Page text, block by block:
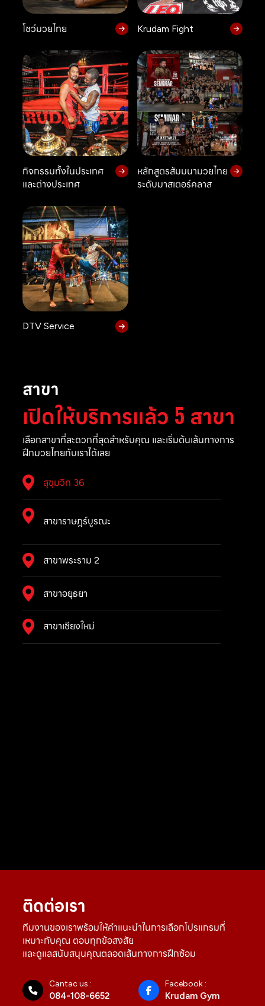
โชว์มวยไทย Krudam Fight
กิจกรรมทั้งในประเทศ
และต่างประเทศ
หลักสูตรสัมมนามวยไทย
ระดับมาสเตอร์คลาส
DTV Service
สาขา
เปิดให้บริการแล้ว 5 สาขา
เลือกสาขาที่สะดวกที่สุดสำหรับคุณ และเริ่มต้นเส้นทางการ
ฝึกมวยไทยกับเราได้เลย
สุขุมวิท 36
สาขาราษฎร์บูรณะ
สาขาพระราม 2
สาขาอยุธยา
สาขาเชียงใหม่
ติดต่อเรา
ทีมงานของเราพร้อมให้คำแนะนำในการเลือกโปรแกรมที่
เหมาะกับคุณ ตอบทุกข้อสงสัย
และดูแลสนับสนุนคุณตลอดเส้นทางการฝึกซ้อม
Cantac us :
084-108-6652
Facebook :
Krudam Gym